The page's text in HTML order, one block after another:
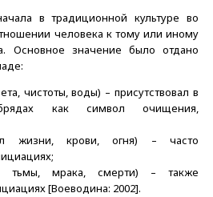
в традиционной культуре во
человека к тому или иному
Основное значение было отдано
чистоты, воды) – присутствовал в
как символ очищения,
жизни, крови, огня) – часто
тьмы, мрака, смерти) – также
[Воеводина: 2002].